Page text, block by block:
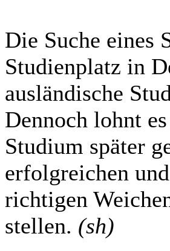
Die Suche eines
Studienplatz in
ausländische
Dennoch lohnt
Studium später
erfolgreichen
richtigen
stellen. (sh)